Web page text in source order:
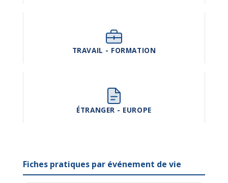
TRAVAIL - FORMATION
ÉTRANGER - EUROPE
Fiches pratiques par événement de vie